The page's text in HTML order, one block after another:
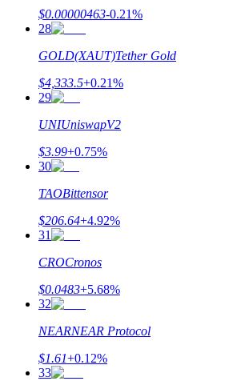
Партнеры Bitrue
До 65% комиссии!
Реферал
Пригласите друга, чтобы получить
вознаграждения
BTC Welcome Rewards
$0.00000463-0.21%
28
GOLD(XAUT)Tether Gold
$4,333.5+0.21%
29
UNIUniswapV2
$3.99+0.75%
30
TAOBittensor
$206.64+4.92%
31
CROCronos
$0.0483+5.68%
32
NEARNEAR Protocol
$1.61+0.12%
33